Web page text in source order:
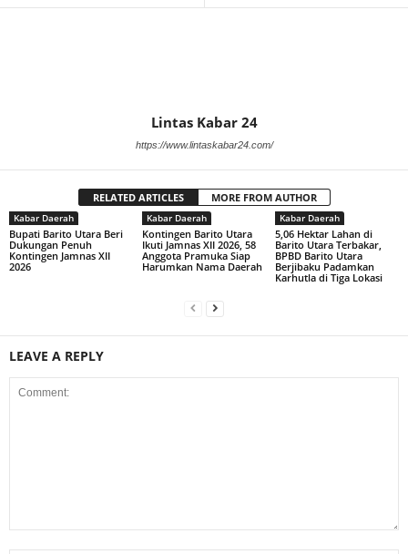
Lintas Kabar 24
https://www.lintaskabar24.com/
RELATED ARTICLES MORE FROM AUTHOR
Kabar Daerah
Bupati Barito Utara Beri
Dukungan Penuh
Kontingen Jamnas XII
2026
Kabar Daerah
Kontingen Barito Utara
Ikuti Jamnas XII 2026, 58
Anggota Pramuka Siap
Harumkan Nama Daerah
Kabar Daerah
5,06 Hektar Lahan di
Barito Utara Terbakar,
BPBD Barito Utara
Berjibaku Padamkan
Karhutla di Tiga Lokasi
LEAVE A REPLY